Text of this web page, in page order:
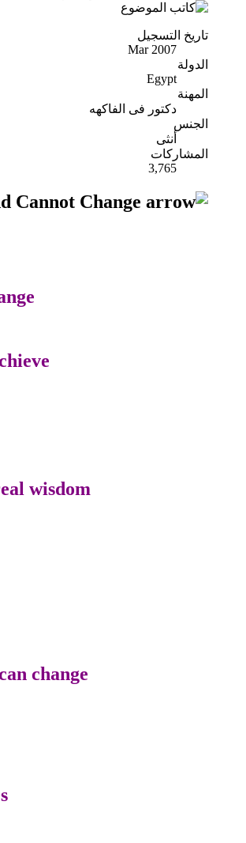
تاريخ التسجيل
Mar 2007
الدولة
Egypt
المهنة
دكتور فى الفاكهه
الجنس
أنثى
المشاركات
3,765
wisdom,
change.